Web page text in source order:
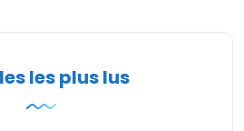
les plus lus